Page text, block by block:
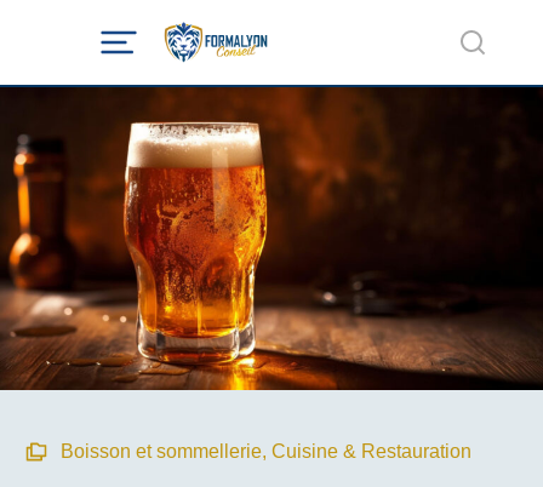
Boisson et sommellerie, Cuisine & Restauration